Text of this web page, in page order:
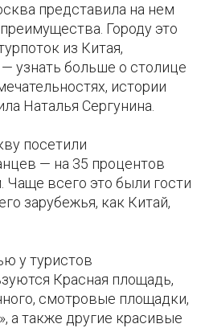
представила на нем
Городу это
из Китая,
узнать больше о столице
истории
Наталья Сергунина.
посетили
— на 35 процентов
всего это были гости
зарубежья, как Китай,
у туристов
Красная площадь,
смотровые площадки,
а также другие красивые